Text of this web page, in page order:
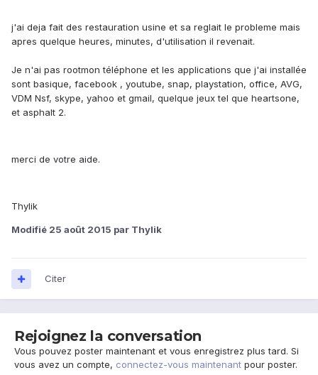
j'ai deja fait des restauration usine et sa reglait le probleme mais
apres quelque heures, minutes, d'utilisation il revenait.
Je n'ai pas rootmon téléphone et les applications que j'ai installée
sont basique, facebook , youtube, snap, playstation, office, AVG,
VDM Nsf, skype, yahoo et gmail, quelque jeux tel que heartsone,
et asphalt 2.
merci de votre aide.
Thylik
Modifié 25 août 2015 par Thylik
Citer
Rejoignez la conversation
Vous pouvez poster maintenant et vous enregistrez plus tard. Si
vous avez un compte, connectez-vous maintenant pour poster.